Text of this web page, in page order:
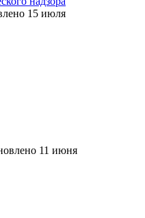
15 июля
11 июня